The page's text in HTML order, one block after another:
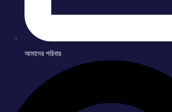
আমাদের পরিবার